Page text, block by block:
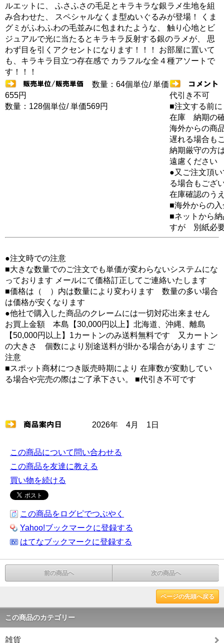
ルエットに、 ふさふさの毛足とキラキラな銀ラメ生地を組
み合わせた、 スペシャルなくま型ぬいぐるみが登場！ くま
グミがふわふわの毛並みに包まれたような、 触り心地とビ
ジュアルで光に当たるとキラキラ反射する銀のラメが、 思
わず目を引くアクセントになります！！！ お部屋に置いて
も、キラキラ目立つ存在感で カラフルな全４種アソートで
す！！！
数量：64個単位/ 単価
655円
数量：128個単位/ 単価569円
代引き不可
■注文する前に
在庫 納期の
海外からの商
遅れる場合も
納期厳守の方
遠慮ください
●又ご注文頂
る場合もござ
在庫確認のう
■海外からの
■ネットから
すが 別紙必
●注文時での注意
■大きな数量でのご注文でも単価が変わらないシステムにな
っております メールにて価格訂正してご連絡いたします
■価格は（ ）内は数量により変わります 数量の多い場合
は価格が安くなります
●他社で購入した商品のクレームには一切対応出来ません
お買上金額 本島【30,000円以上】北海道、沖縄、離島
【50,000円以上】1カートンのみ送料無料です 又カートン
の大きさ 個数により別途送料が掛かる場合があります ご
注意
■スポット商材につき販売時期により 在庫数が変動してい
る場合や完売の際はご了承下さい。 ■代引き不可です
2026年 4月 1日
この商品について問い合わせる
この商品を友達に教える
買い物を続ける
この商品をログピでつぶやく
Yahoo!ブックマークに登録する
はてなブックマークに登録する
前の商品へ 次の商品へ
ページの先頭へ戻る
この商品のカテゴリー
雑貨